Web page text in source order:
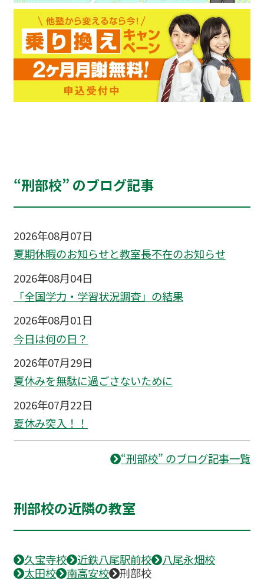
“刑部校” のブログ記事
2026年08月07日
夏期休暇のお知らせと教室長不在のお知らせ
2026年08月04日
「全国学力・学習状況調査」の結果
2026年08月01日
今日は何の日？
2026年07月29日
夏休みを無駄に過ごさないために
2026年07月22日
夏休み突入！！
“刑部校” のブログ記事一覧
刑部校の近隣の教室
久宝寺校 近鉄八尾駅前校
八尾永畑校
太田校
南高安校 刑部校